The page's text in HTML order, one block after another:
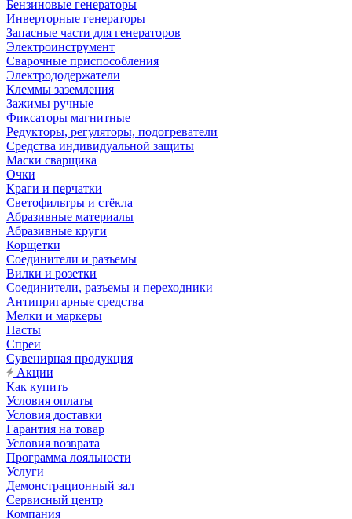
Бензиновые генераторы
Инверторные генераторы
Запасные части для генераторов
Электроинструмент
Сварочные приспособления
Электрододержатели
Клеммы заземления
Зажимы ручные
Фиксаторы магнитные
Редукторы, регуляторы, подогреватели
Средства индивидуальной защиты
Маски сварщика
Очки
Краги и перчатки
Светофильтры и стёкла
Абразивные материалы
Абразивные круги
Корщетки
Соединители и разъемы
Вилки и розетки
Соединители, разъемы и переходники
Антипригарные средства
Мелки и маркеры
Пасты
Спреи
Сувенирная продукция
Акции
Как купить
Условия оплаты
Условия доставки
Гарантия на товар
Условия возврата
Программа лояльности
Услуги
Демонстрационный зал
Сервисный центр
Компания